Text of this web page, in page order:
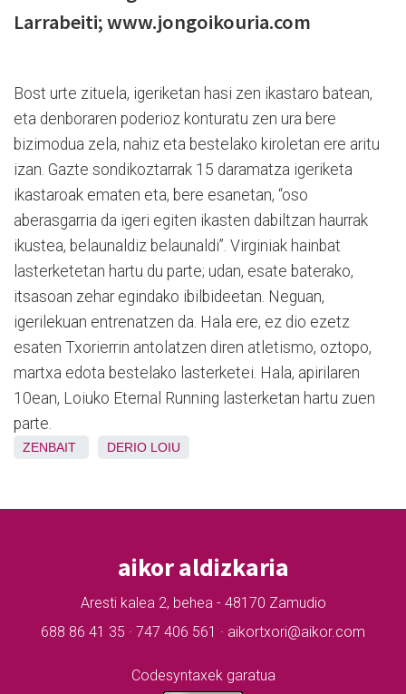
Larrabeiti; www.jongoikouria.com
Bost urte zituela, igeriketan hasi zen ikastaro batean,
eta denboraren poderioz konturatu zen ura bere
bizimodua zela, nahiz eta bestelako kiroletan ere aritu
izan. Gazte sondikoztarrak 15 daramatza igeriketa
ikastaroak ematen eta, bere esanetan, “oso
aberasgarria da igeri egiten ikasten dabiltzan haurrak
ikustea, belaunaldiz belaunaldi”. Virginiak hainbat
lasterketetan hartu du parte; udan, esate baterako,
itsasoan zehar egindako ibilbideetan. Neguan,
igerilekuan entrenatzen da. Hala ere, ez dio ezetz
esaten Txorierrin antolatzen diren atletismo, oztopo,
martxa edota bestelako lasterketei. Hala, apirilaren
10ean, Loiuko Eternal Running lasterketan hartu zuen
parte.
ZENBAIT DERIO LOIU
aikor aldizkaria
Aresti kalea 2, behea - 48170 Zamudio
688 86 41 35 · 747 406 561 · aikortxori@aikor.com
Codesyntaxek garatua